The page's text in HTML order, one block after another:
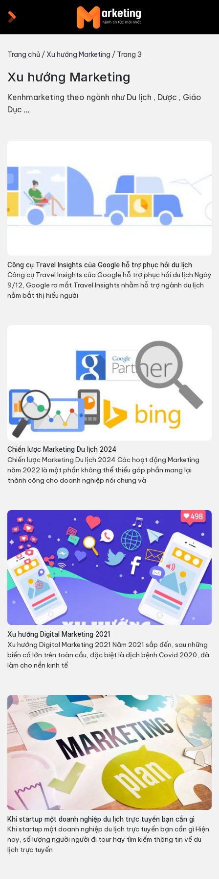
to
Trang chủ / Xu hướng Marketing / Trang 3
Xu hướng Marketing
Kenhmarketing theo ngành như Du lịch , Dược , Giáo
Dục ,,,
Công cụ Travel Insights của Google hỗ trợ phục hồi du lịch
Công cụ Travel Insights của Google hỗ trợ phục hồi du lịch Ngày
9/12, Google ra mắt Travel Insights nhằm hỗ trợ ngành du lịch
nắm bắt thị hiếu người
Chiến lược Marketing Du lịch 2024
Chiến lược Marketing Du lịch 2024 Các hoạt động Marketing
năm 2022 là một phần không thể thiếu góp phần mang lại
thành công cho doanh nghiệp nói chung và
Xu hướng Digital Marketing 2021
Xu hướng Digital Marketing 2021 Năm 2021 sắp đến, sau những
biến cố lớn trên toàn cầu, đặc biệt là dịch bệnh Covid 2020, đã
làm cho nền kinh tế
Khi startup một doanh nghiệp du lịch trực tuyến bạn cần gì
Khi startup một doanh nghiệp du lịch trực tuyến bạn cần gì Hiện
nay, số lượng người người đi tour hay tìm kiếm thông tin về du
lịch trực tuyến